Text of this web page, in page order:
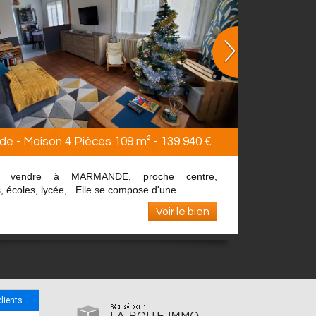
- Maison 3 Pièces 79 m² - 154 000 €
: maison de plain-pied à vendre à
750 mètres des commerces et gare SNCF....
Voir le bien